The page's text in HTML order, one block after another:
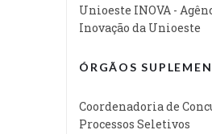
Unioeste INOVA -
Inovação da Unioeste
ÓRGÃOS
Coordenadoria de
Processos Seletivos